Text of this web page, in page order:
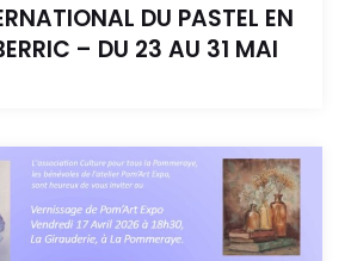
DU PASTEL EN
– DU 23 AU 31 MAI